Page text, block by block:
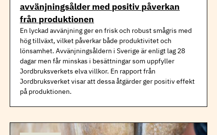
avvänjningsålder med positiv påverkan
från produktionen
En lyckad avvänjning ger en frisk och robust smågris med
hög tillväxt, vilket påverkar både produktivitet och
lönsamhet. Avvänjningsåldern i Sverige är enligt lag 28
dagar men får minskas i besättningar som uppfyller
Jordbruksverkets elva villkor. En rapport från
Jordbruksverket visar att dessa åtgärder ger positiv effekt
på produktionen.